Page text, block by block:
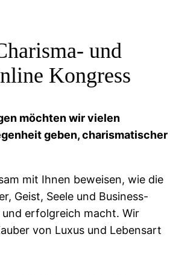
und
Kongress
möchten wir vielen
geben, charismatischer
mit Ihnen beweisen, wie die
Geist, Seele und Business-
erfolgreich macht. Wir
von Luxus und Lebensart